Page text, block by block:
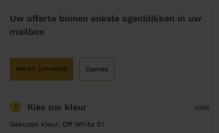
Uw offerte binnen enkele ogenblikken in uw
mailbox
Heren (uniseks) Dames
1 Kies uw kleur uitleg
Gekozen kleur: Off White 01